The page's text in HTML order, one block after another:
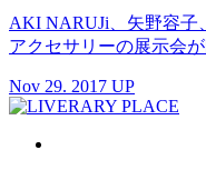
AKI NARUJi、矢野容子
アクセサリーの展示会が
Nov 29. 2017 UP